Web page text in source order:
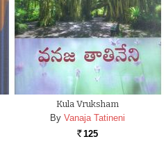
Kula Vruksham
By Vanaja Tatineni
Rs. 125